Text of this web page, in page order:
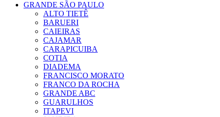
GRANDE SÃO PAULO
ALTO TIETÊ
BARUERI
CAIEIRAS
CAJAMAR
CARAPICUIBA
COTIA
DIADEMA
FRANCISCO MORATO
FRANCO DA ROCHA
GRANDE ABC
GUARULHOS
ITAPEVI